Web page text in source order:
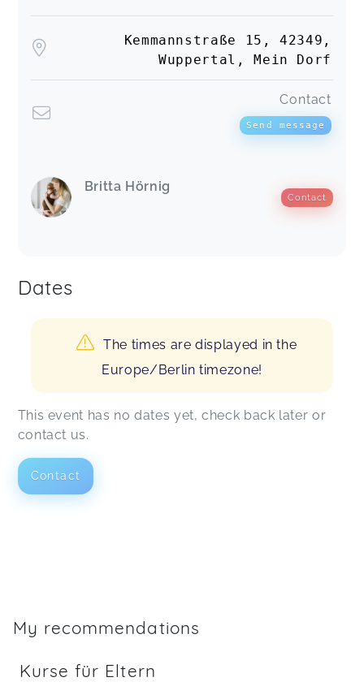
Kemmannstraße 15, 42349,
Wuppertal, Mein Dorf
Contact
Send message
Britta Hörnig
Contact
Dates
The times are displayed in the
Europe/Berlin timezone!
This event has no dates yet, check back later or
contact us.
Contact
My recommendations
Kurse für Eltern